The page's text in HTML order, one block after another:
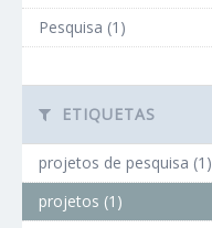
Pesquisa (1)
ETIQUETAS
projetos de pesquisa (1)
projetos (1)